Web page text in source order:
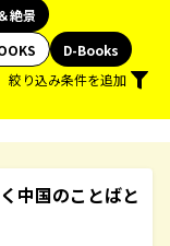
絶景
D-Books
絞り込み条件を追加
中国のことばと